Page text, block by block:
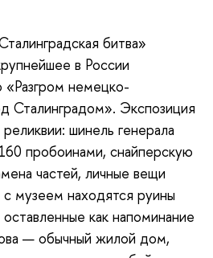
битва»
в России
немецко-
Сталинградом». Экспозиция
шинель генерала
пробоинами, снайперскую
частей, личные вещи
музеем находятся руины
как напоминание
— обычный жилой дом,